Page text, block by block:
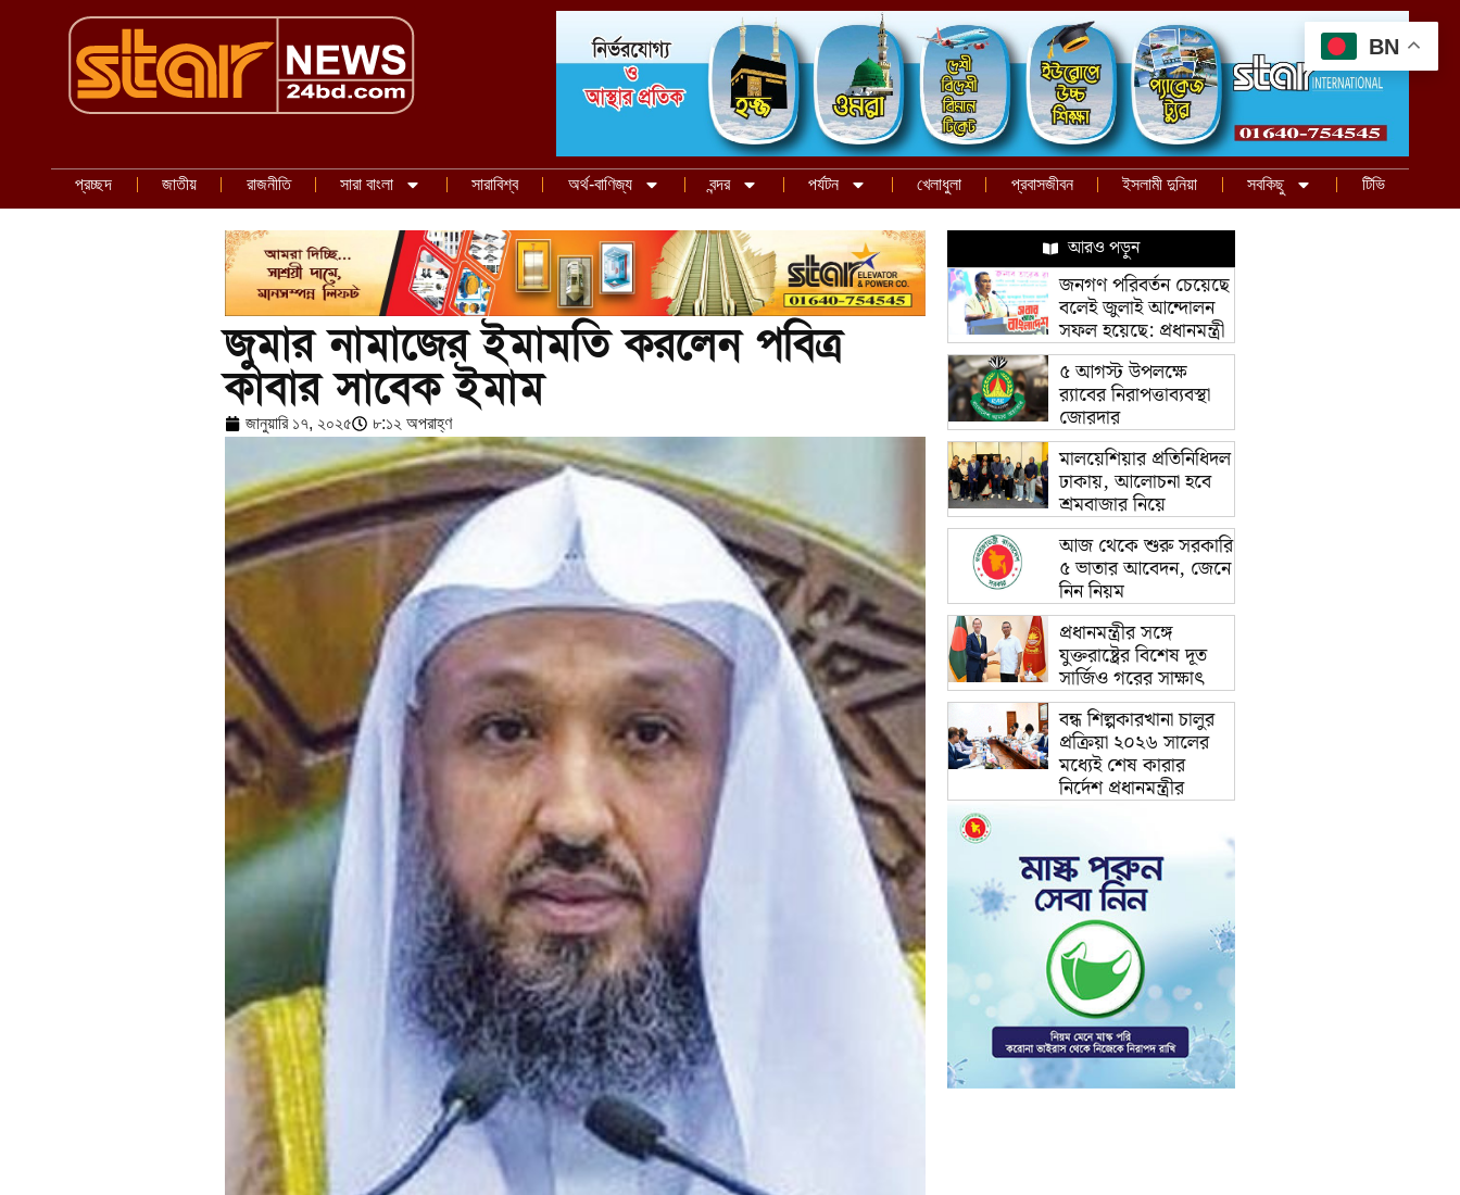
প্রচ্ছদ জাতীয় রাজনীতি সারা বাংলা সারাবিশ্ব অর্থ-বাণিজ্য বন্দর পর্যটন খেলাধুলা প্রবাসজীবন ইসলামী দুনিয়া সবকিছু টিভি
জুমার নামাজের ইমামতি করলেন পবিত্র
কাবার সাবেক ইমাম
জানুয়ারি ১৭, ২০২৫ ৮:১২ অপরাহ্ণ
আরও পড়ুন
জনগণ পরিবর্তন চেয়েছে
বলেই জুলাই আন্দোলন
সফল হয়েছে: প্রধানমন্ত্রী
৫ আগস্ট উপলক্ষে
র‌্যাবের নিরাপত্তাব্যবস্থা
জোরদার
মালয়েশিয়ার প্রতিনিধিদল
ঢাকায়, আলোচনা হবে
শ্রমবাজার নিয়ে
আজ থেকে শুরু সরকারি
৫ ভাতার আবেদন, জেনে
নিন নিয়ম
প্রধানমন্ত্রীর সঙ্গে
যুক্তরাষ্ট্রের বিশেষ দূত
সার্জিও গরের সাক্ষাৎ
বন্ধ শিল্পকারখানা চালুর
প্রক্রিয়া ২০২৬ সালের
মধ্যেই শেষ কারার
নির্দেশ প্রধানমন্ত্রীর
BN